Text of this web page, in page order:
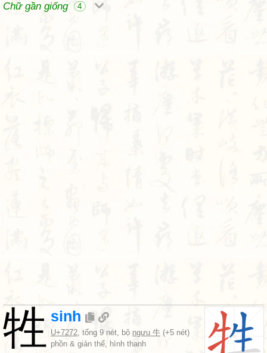
Chữ gần giống 4
牲 sinh
U+7272, tổng 9 nét, bộ ngưu 牛 (+5 nét)
phồn & giản thể, hình thanh